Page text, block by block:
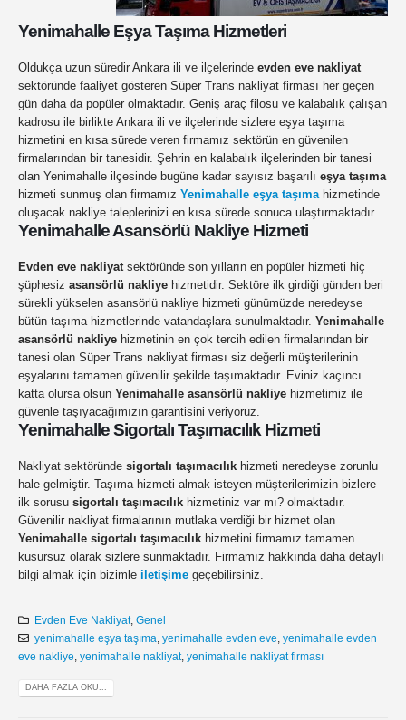
Yenimahalle Eşya Taşıma Hizmetleri
Oldukça uzun süredir Ankara ili ve ilçelerinde evden eve nakliyat
sektöründe faaliyet gösteren Süper Trans nakliyat firması her geçen
gün daha da popüler olmaktadır. Geniş araç filosu ve kalabalık çalışan
kadrosu ile birlikte Ankara ili ve ilçelerinde sizlere eşya taşıma
hizmetini en kısa sürede veren firmamız sektörün en güvenilen
firmalarından bir tanesidir. Şehrin en kalabalık ilçelerinden bir tanesi
olan Yenimahalle ilçesinde bugüne kadar sayısız başarılı eşya taşıma
hizmeti sunmuş olan firmamız Yenimahalle eşya taşımahizmetinde
oluşacak nakliye taleplerinizi en kısa sürede sonuca ulaştırmaktadır.
Yenimahalle Asansörlü Nakliye Hizmeti
Evden eve nakliyatsektöründe son yılların en popüler hizmeti hiç
şüphesiz asansörlü nakliye hizmetidir. Sektöre ilk girdiği günden beri
sürekli yükselen asansörlü nakliye hizmeti günümüzde neredeyse
bütün taşıma hizmetlerinde vatandaşlara sunulmaktadır. Yenimahalle
asansörlü nakliye hizmetinin en çok tercih edilen firmalarından bir
tanesi olan Süper Trans nakliyat firması siz değerli müşterilerinin
eşyalarını tamamen güvenilir şekilde taşımaktadır. Eviniz kaçıncı
katta olursa olsun Yenimahalle asansörlü nakliye hizmetimiz ile
güvenle taşıyacağımızın garantisini veriyoruz.
Yenimahalle Sigortalı Taşımacılık Hizmeti
Nakliyat sektöründe sigortalı taşımacılık hizmeti neredeyse zorunlu
hale gelmiştir. Taşıma hizmeti almak isteyen müşterilerimizin bizlere
ilk sorusu sigortalı taşımacılık hizmetiniz var mı? olmaktadır.
Güvenilir nakliyat firmalarının mutlaka verdiği bir hizmet olan
Yenimahalle sigortalı taşımacılık hizmetini firmamız tamamen
kusursuz olarak sizlere sunmaktadır. Firmamız hakkında daha detaylı
bilgi almak için bizimle iletişime geçebilirsiniz.
Evden Eve Nakliyat, Genel
yenimahalle eşya taşıma yenimahalle evden eve yenimahalle evden
eve nakliye yenimahalle nakliyat, yenimahalle nakliyat firması
DAHA FAZLA OKU...